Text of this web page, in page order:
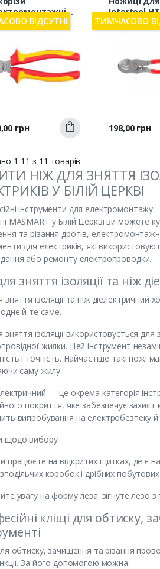
YT-21159 180 мм
Швидкий
перегляд
грн Купити
ВІДСУТНІ
Intertool
мм
Ціна
198,00 грн
ТИМЧАСОВО
1-11 з 11 товарів
НІЖ ДЛЯ ЗНЯТТЯ
У БІЛІЙ ЦЕРКВІ
інструменти для
MASMART у Білій Церкві ви можете
та різання дротів,
для електриків, які
або ремонту електропроводки.
зняття ізоляції та ніж
зняття ізоляції та ніж
й те саме.
зняття ізоляції використовується
жилки. Цей інструмент
і точність. Найчастіше такі ножі
саму жилу.
— це окрема категорія
покриття, яке забезпечує
випробування на електробезпеку
щодо вибору:
працюєте на відкритих щитках, де є
коробок і дрібних
увагу на форму леза: зігнуте лезо
кліщі для обтиску,
обтиску, зачищення та різання
За його допомогою можна: